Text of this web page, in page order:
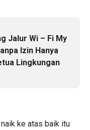
Jalur Wi – Fi My
Izin Hanya
Lingkungan
ke atas baik itu